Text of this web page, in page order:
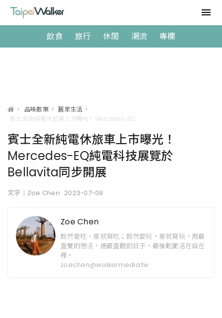
飲食 旅行 休閒 潮流 專欄
> 品味散策 > 居家生活 >
賓士全新純電休旅車上市曝光！
Mercedes-EQ純電科技展覽於
Bellavita同步開展
文字｜Zoe Chen 2023-07-08
Zoe Chen
既然愛吃，那就寫吃；既然愛玩，那就寫玩，用最
直覺的想法，過最直觀的日子，最後乾脆活在自在
裡。
zoechen@walkermedia.tw